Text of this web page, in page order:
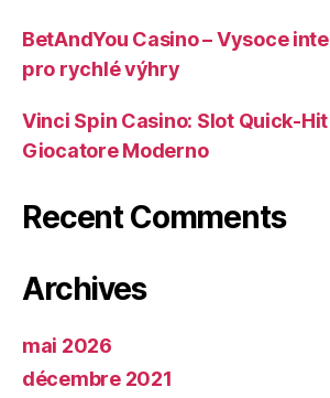
BetAndYou Casino – Vysoce
pro rychlé výhry
Vinci Spin Casino: Slot
Giocatore Moderno
Recent Comments
Archives
mai 2026
décembre 2021